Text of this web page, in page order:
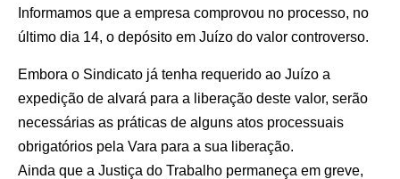
Informamos que a empresa comprovou no processo, no
último dia 14, o depósito em Juízo do valor controverso.
Embora o Sindicato já tenha requerido ao Juízo a
expedição de alvará para a liberação deste valor, serão
necessárias as práticas de alguns atos processuais
obrigatórios pela Vara para a sua liberação.
Ainda que a Justiça do Trabalho permaneça em greve,